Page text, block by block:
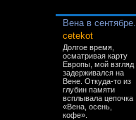
Вена в сентябре.
cetekot
Долгое время,
осматривая карту
Европы, мой взгляд
задерживался на
Вене. Откуда-то из
глубин памяти
всплывала цепочка
«Вена, осень,
кофе».